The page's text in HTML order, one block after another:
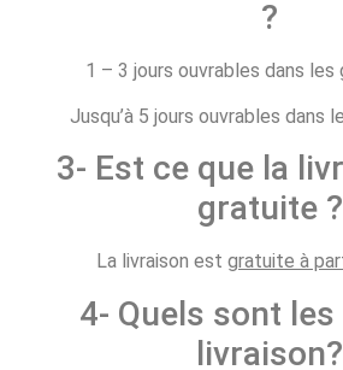
?
1 – 3 jours ouvrables dans les
Jusqu’à 5 jours ouvrables dans
3- Est ce que la
gratuite ?
La livraison est gratuite à
4- Quels sont
livraison?